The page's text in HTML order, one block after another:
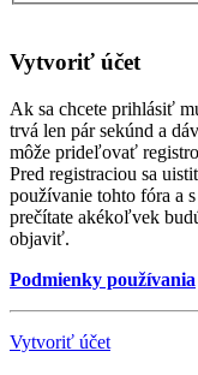
Vytvoriť účet
Ak sa chcete prihlásiť
trvá len pár sekúnd a
môže prideľovať
Pred registraciou sa
používanie tohto fóra a
prečítate akékoľvek
objaviť.
Podmienky používania
Vytvoriť účet